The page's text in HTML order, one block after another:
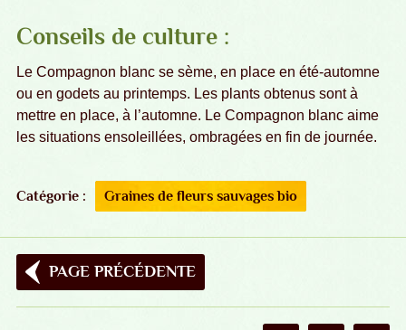
Conseils de culture :
Le Compagnon blanc se sème, en place en été-automne
ou en godets au printemps. Les plants obtenus sont à
mettre en place, à l’automne. Le Compagnon blanc aime
les situations ensoleillées, ombragées en fin de journée.
Catégorie : Graines de fleurs sauvages bio
PAGE PRÉCÉDENTE